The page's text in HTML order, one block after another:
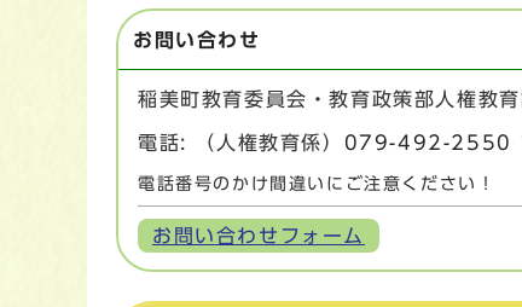
お問い合わせ
稲美町教育委員会・教育政策部人権教
電話: （人権教育係） 079-492-2550
電話番号のかけ間違いにご注意ください！
お問い合わせフォーム